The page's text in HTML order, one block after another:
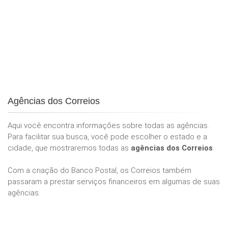
Agências dos Correios
Aqui você encontra informações sobre todas as agências.
Para facilitar sua busca, você pode escolher o estado e a
cidade, que mostraremos todas as agências dos Correios.
Com a criação do Banco Postal, os Correios também
passaram a prestar serviços financeiros em algumas de suas
agências.